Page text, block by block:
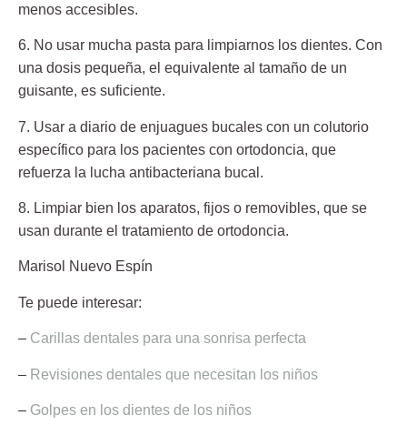
menos accesibles.
6. No usar mucha pasta para limpiarnos los dientes. Con
una dosis pequeña, el equivalente al tamaño de un
guisante, es suficiente.
7. Usar a diario de enjuagues bucales con un colutorio
específico para los pacientes con ortodoncia, que
refuerza la lucha antibacteriana bucal.
8. Limpiar bien los aparatos, fijos o removibles, que se
usan durante el tratamiento de ortodoncia.
Marisol Nuevo Espín
Te puede interesar:
– Carillas dentales para una sonrisa perfecta
– Revisiones dentales que necesitan los niños
– Golpes en los dientes de los niños